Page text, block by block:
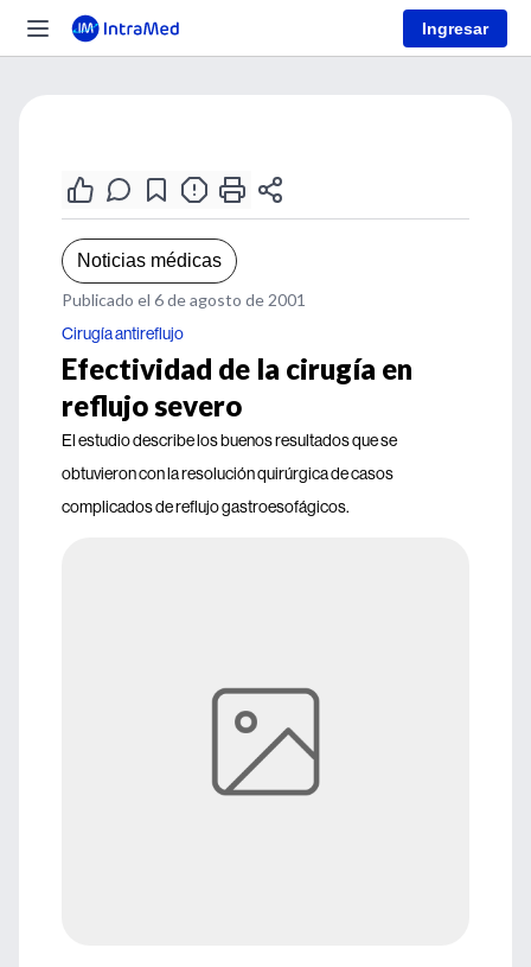
Ingresar
Noticias médicas
Publicado el 6 de agosto de 2001
Cirugía antireflujo
Efectividad de la cirugía en
reflujo severo
El estudio describe los buenos resultados que se
obtuvieron con la resolución quirúrgica de casos
complicados de reflujo gastroesofágicos.